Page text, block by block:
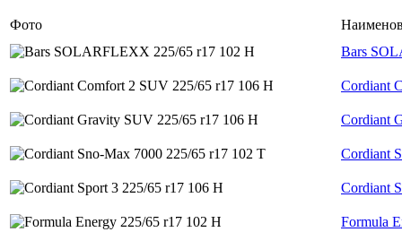
Фото
Bars
Cordiant
Cordiant
Cordiant
Cordiant
Formula